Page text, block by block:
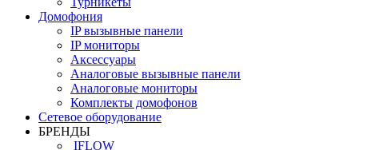
Домофония
IP вызывные панели
IP мониторы
Аксессуары
Аналоговые вызывные панели
Аналоговые мониторы
Комплекты домофонов
Сетевое оборудование
БРЕНДЫ
IFLOW